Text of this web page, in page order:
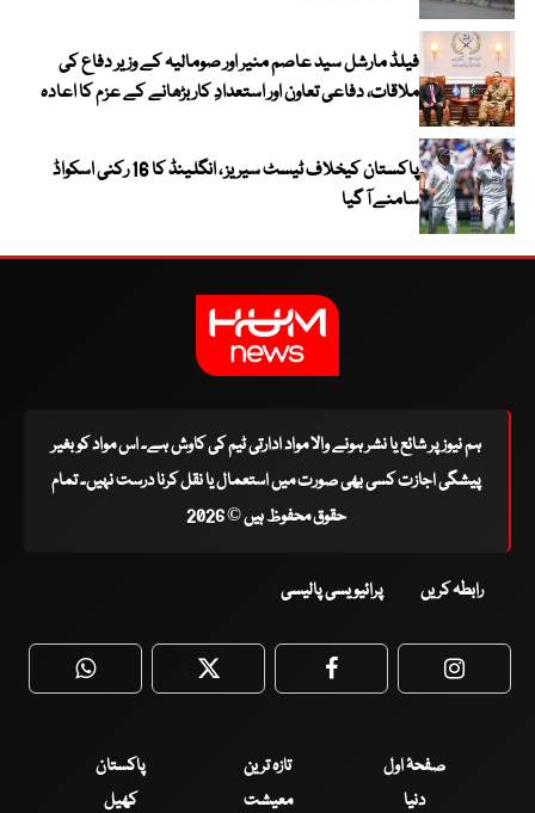
فیلڈ مارشل سید عاصم منیر اور صومالیہ کے وزیر دفاع کی
ملاقات، دفاعی تعاون اور استعدادِ کار بڑھانے کے عزم کا اعادہ
پاکستان کیخلاف ٹیسٹ سیریز ، انگلینڈ کا 16 رکنی اسکواڈ
سامنے آ گیا
ہم نیوز پر شائع یا نشر ہونے والا مواد ادارتی ٹیم کی کاوش ہے۔ اس مواد کو بغیر
پیشگی اجازت کسی بھی صورت میں استعمال یا نقل کرنا درست نہیں۔ تمام
حقوق محفوظ ہیں © 2026
رابطہ کریں پرائیویسی پالیسی
WhatsApp Twitter Facebook
صفحۂ اول تازہ ترین
پاکستان
دنیا
معیشت کھیل